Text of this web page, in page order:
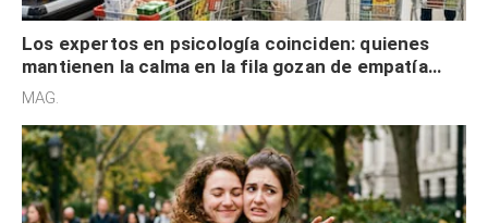
Los expertos en psicología coinciden: quienes
mantienen la calma en la fila gozan de empatía
cognitiva, gratitud y no solo tienen autocontrol
MAG.